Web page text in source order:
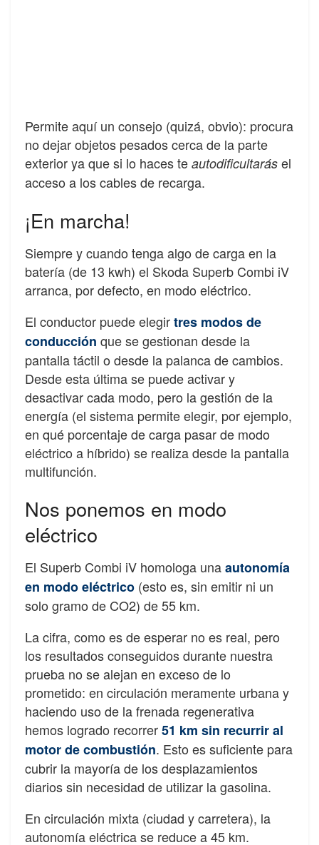
Permite aquí un consejo (quizá, obvio): procura
no dejar objetos pesados cerca de la parte
exterior ya que si lo haces te autodificultarás el
acceso a los cables de recarga.
¡En marcha!
Siempre y cuando tenga algo de carga en la
batería (de 13 kwh) el Skoda Superb Combi iV
arranca, por defecto, en modo eléctrico.
El conductor puede elegirtres modos de
conducción que se gestionan desde la
pantalla táctil o desde la palanca de cambios.
Desde esta última se puede activar y
desactivar cada modo, pero la gestión de la
energía (el sistema permite elegir, por ejemplo,
en qué porcentaje de carga pasar de modo
eléctrico a híbrido) se realiza desde la pantalla
multifunción.
Nos ponemos en modo
eléctrico
El Superb Combi iV homologa unaautonomía
en modo eléctrico (esto es, sin emitir ni un
solo gramo de CO2) de 55 km.
La cifra, como es de esperar no es real, pero
los resultados conseguidos durante nuestra
prueba no se alejan en exceso de lo
prometido: en circulación meramente urbana y
haciendo uso de la frenada regenerativa
hemos logrado recorrer51 km sin recurrir al
motor de combustión. Esto es suficiente para
cubrir la mayoría de los desplazamientos
diarios sin necesidad de utilizar la gasolina.
En circulación mixta (ciudad y carretera), la
autonomía eléctrica se reduce a 45 km.